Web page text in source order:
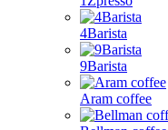
4Barista
9Barista
Aram coffee